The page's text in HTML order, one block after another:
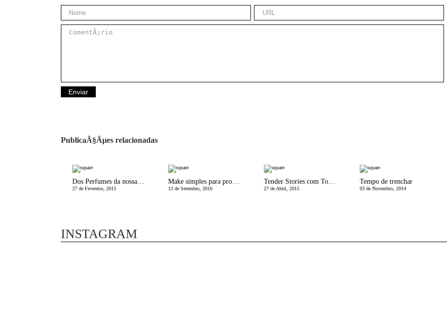
PublicaÃ§Ãµes relacionadas
27 de Fevereiro, 2015 12 de Setembro, 2016
Tender Stories com Tous | Giveaway
27 de Abril, 2015
Tempo de trenchar
03 de Novembro, 2014
INSTAGRAM